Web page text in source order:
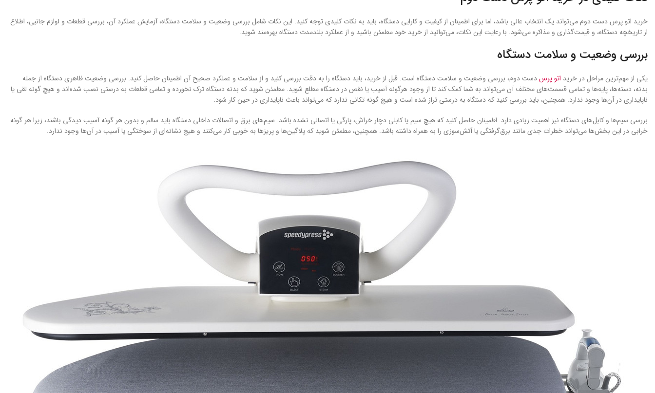
خرید اتو پرس دست دوم می‌تواند یک انتخاب عالی باشد، اما برای اطمینان از کیفیت و کارایی دستگاه، باید به نکات کلیدی توجه کنید. این نکات شامل بررسی وضعیت و سلامت دستگاه، آزمایش عملکرد آن، بررسی قطعات و لوازم جانبی، اطلاع
از تاریخچه دستگاه، و قیمت‌گذاری و مذاکره می‌شود. با رعایت این نکات، می‌توانید از خرید خود مطمئن باشید و از عملکرد بلندمدت دستگاه بهره‌مند شوید.
بررسی وضعیت و سلامت دستگاه
یکی از مهم‌ترین مراحل در خرید اتو پرسدست دوم، بررسی وضعیت و سلامت دستگاه است. قبل از خرید، باید دستگاه را به دقت بررسی کنید و از سلامت و عملکرد صحیح آن اطمینان حاصل کنید. بررسی وضعیت ظاهری دستگاه از جمله
بدنه، دسته‌ها، پایه‌ها و تمامی قسمت‌های مختلف آن می‌تواند به شما کمک کند تا از وجود هرگونه آسیب یا نقص در دستگاه مطلع شوید. مطمئن شوید که بدنه دستگاه ترک نخورده و تمامی قطعات به درستی نصب شده‌اند و هیچ گونه لقی یا
ناپایداری در آن‌ها وجود ندارد. همچنین، باید بررسی کنید که دستگاه به درستی تراز شده است و هیچ گونه تکانی ندارد که می‌تواند باعث ناپایداری در حین کار شود.
بررسی سیم‌ها و کابل‌های دستگاه نیز اهمیت زیادی دارد. اطمینان حاصل کنید که هیچ سیم یا کابلی دچار خراش، پارگی یا اتصالی نشده باشد. سیم‌های برق و اتصالات داخلی دستگاه باید سالم و بدون هر گونه آسیب دیدگی باشند، زیرا هر گونه
خرابی در این بخش‌ها می‌تواند خطرات جدی مانند برق‌گرفتگی یا آتش‌سوزی را به همراه داشته باشد. همچنین، مطمئن شوید که پلاگین‌ها و پریزها به خوبی کار می‌کنند و هیچ نشانه‌ای از سوختگی یا آسیب در آن‌ها وجود ندارد.